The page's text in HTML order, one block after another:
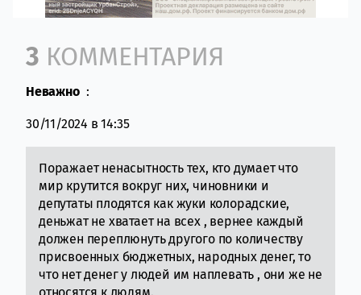
Comment section
3 КОММЕНТАРИЯ
Неважно :
30/11/2024 в 14:35
Поражает ненасытность тех, кто думает что
мир крутится вокруг них, чиновники и
депутаты плодятся как жуки колорадские,
деньжат не хватает на всех , вернее каждый
должен переплюнуть другого по количеству
присвоенных бюджетных, народных денег, то
что нет денег у людей им наплевать , они же не